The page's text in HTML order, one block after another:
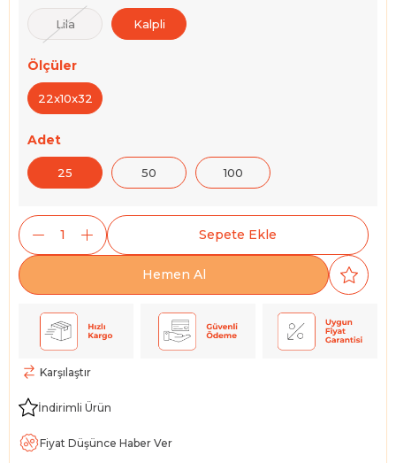
Lila Kalpli
Ölçüler
22x10x32
Adet
25 50 100
Karşılaştır
İndirimli Ürün
Fiyat Düşünce Haber Ver